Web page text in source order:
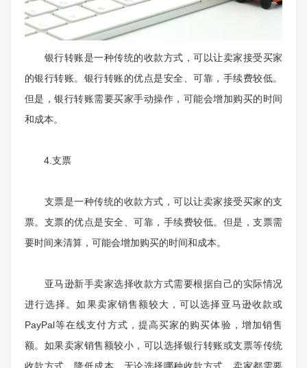
银行转账是一种传统的收款方式，可以让卖家接受买家
的银行转账。银行转账的优点是安全、可靠，手续费较低。
但是，银行转账需要买家手动操作，可能会增加购买的时间
和成本。
4.支票
支票是一种传统的收款方式，可以让卖家接受买家的支
票。支票的优点是安全、可靠，手续费较低。但是，支票需
要时间来清算，可能会增加购买的时间和成本。
亚马逊新手卖家选择收款方式需要根据自己的实际情况
进行选择。如果卖家销售额较大，可以选择亚马逊收款或
PayPal等在线支付方式，提高买家的购买体验，增加销售
额。如果卖家销售额较小，可以选择银行转账或支票等传统